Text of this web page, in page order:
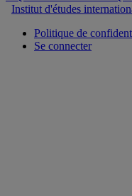
Institut d'études
Politique de
Se connecter